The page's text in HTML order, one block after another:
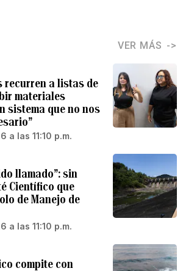
VER MÁS
recurren a listas de
materiales
sistema que no nos
a las 11:10 p.m.
llamado”: sin
Científico que
de Manejo de
a las 11:10 p.m.
compite con